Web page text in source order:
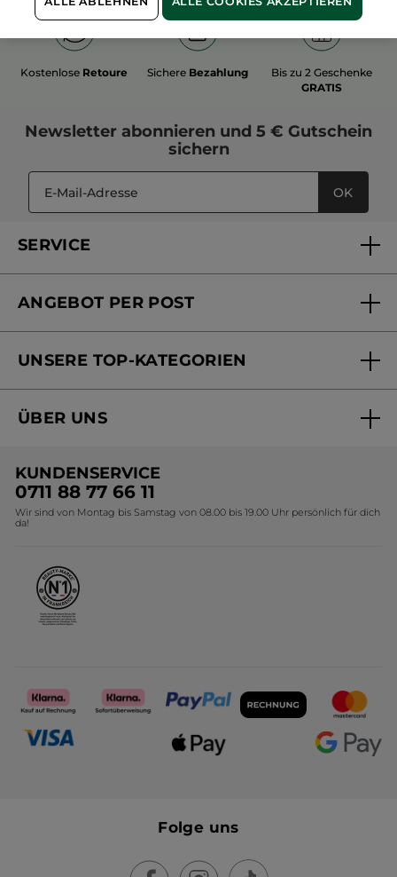
Kostenlose Retoure Sichere Bezahlung
Bis zu 2 Geschenke
GRATIS
Newsletter abonnieren und 5 € Gutschein
sichern
OK
SERVICE
Mein Konto
Online Preisliste
ANGEBOT PER POST
Versandhandel Preisliste
UNSERE TOP-KATEGORIEN
Black Friday Yves Rocher
Geschenkideen Yves Rocher
Kollektion Monoi Yves Rocher
ÜBER UNS
Umweltstiftung YR
Affiliate Programm
KUNDENSERVICE
0711 88 77 66 11
Wir sind von Montag bis Samstag von 08.00 bis 19.00 Uhr persönlich für dich
da!
Folge uns